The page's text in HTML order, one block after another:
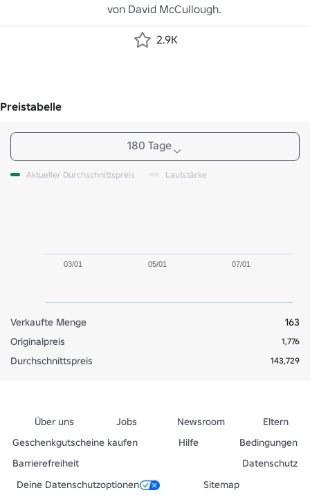
von David McCullough.
2.9K
Preistabelle
180 Tage
Aktueller Durchschnittspreis Lautstärke
03/01 05/01 07/01
Verkaufte Menge
163
Originalpreis
1,776
Durchschnittspreis 143,729
Über uns Jobs Newsroom
Eltern
Geschenkgutscheine kaufen
Hilfe
Bedingungen
Barrierefreiheit
Datenschutz
Deine Datenschutzoptionen
Sitemap